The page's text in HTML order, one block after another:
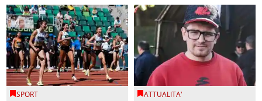
SPORT ATTUALITA'